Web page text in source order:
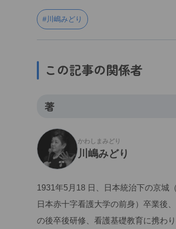
#川嶋みどり
この記事の関係者
著
かわしまみどり
川嶋みどり
1931年5月18 日、日本統治下の京城
日本赤十字看護大学の前身）卒業後
の後卒後研修、看護基礎教育に携わ